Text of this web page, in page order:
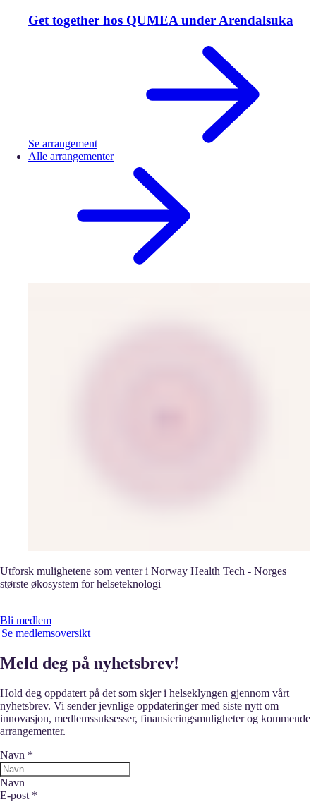
Get together hos QUMEA under Arendalsuka
Se arrangement
Alle arrangementer
Utforsk mulighetene som venter i Norway Health Tech - Norges
største økosystem for helseteknologi
Bli medlem
Se medlemsoversikt
Meld deg på nyhetsbrev!
Hold deg oppdatert på det som skjer i helseklyngen gjennom vårt
nyhetsbrev. Vi sender jevnlige oppdateringer med siste nytt om
innovasjon, medlemssuksesser, finansieringsmuligheter og kommende
arrangementer.
Navn *
Navn
E-post *